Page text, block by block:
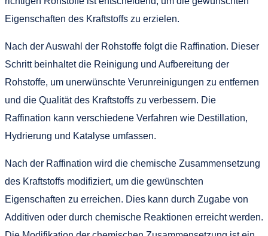
Eigenschaften des Kraftstoffs zu erzielen.
Nach der Auswahl der Rohstoffe folgt die Raffination. Dieser
Schritt beinhaltet die Reinigung und Aufbereitung der
Rohstoffe, um unerwünschte Verunreinigungen zu entfernen
und die Qualität des Kraftstoffs zu verbessern. Die
Raffination kann verschiedene Verfahren wie Destillation,
Hydrierung und Katalyse umfassen.
Nach der Raffination wird die chemische Zusammensetzung
des Kraftstoffs modifiziert, um die gewünschten
Eigenschaften zu erreichen. Dies kann durch Zugabe von
Additiven oder durch chemische Reaktionen erreicht werden.